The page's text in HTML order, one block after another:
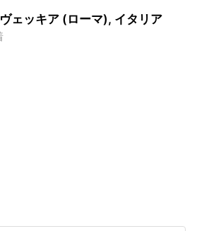
ェッキア (ローマ), イタリア